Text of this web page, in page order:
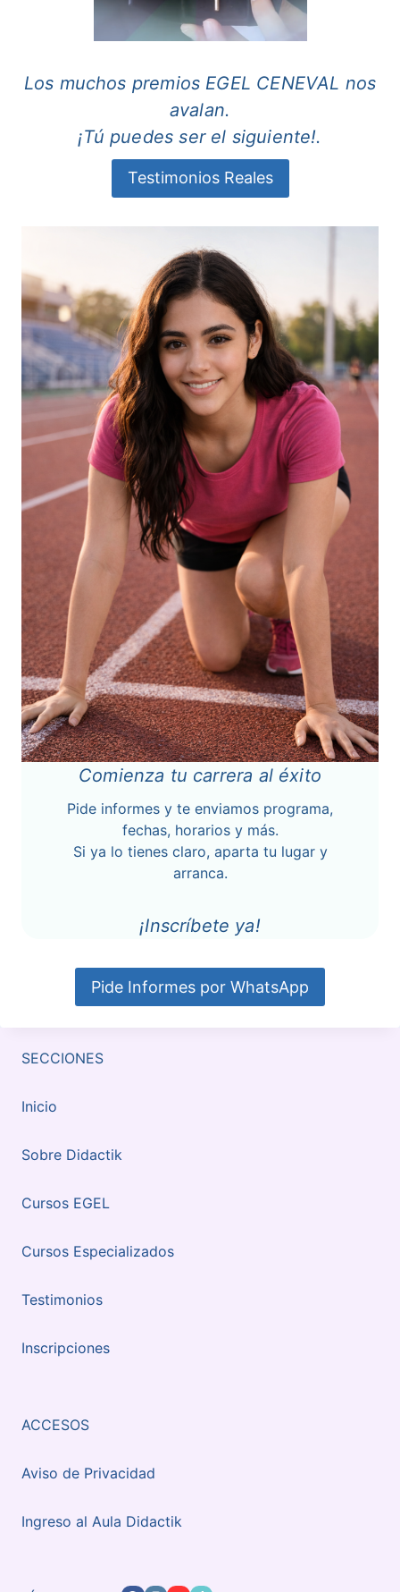
Los muchos premios EGEL CENEVAL nos
avalan.
¡Tú puedes ser el siguiente!.
Testimonios Reales
Comienza tu carrera al éxito
Pide informes y te enviamos programa,
fechas, horarios y más.
Si ya lo tienes claro, aparta tu lugar y
arranca.
¡Inscríbete ya!
Pide Informes por WhatsApp
SECCIONES
Inicio
Sobre Didactik
Cursos EGEL
Cursos Especializados
Testimonios
Inscripciones
ACCESOS
Aviso de Privacidad
Ingreso al Aula Didactik